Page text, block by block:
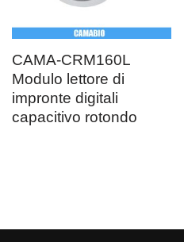
CAMA-CRM160L
Modulo lettore di
impronte digitali
capacitivo rotondo